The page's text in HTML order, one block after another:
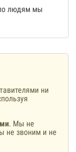
людям мы
ни
. Мы не
не звоним и не